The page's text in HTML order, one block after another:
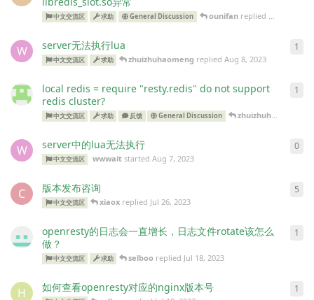
中文交流区 求助 General Discussion ounifanreplied Aug 9, 2023
W server无法执行lua
中文交流区 求助 zhuizhuhaomeng repliedAug 8, 2023
1
local redis = require "resty.redis" do not support
redis cluster?
中文交流区 求助 反馈 General Discussion zhuizhuhaomeng
1
W server中的lua无法执行
中文交流区 wwwait startedAug 7, 2023
0
C 版本发布咨询
中文交流区 xiaox replied Jul 26, 2023
5
openresty的日志会一直增长，日志文件rotate该怎么
做？
中文交流区 求助 selboo replied Jul 18, 2023
1
H 如何查看openresty对应的nginx版本号 1